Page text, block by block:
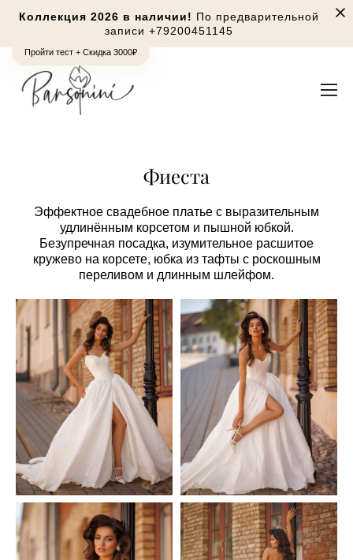
Пройти тест + Скидка 3000₽
Коллекция 2026 в наличии! По предварительной
записи +79200451145
Фиеста
Эффектное свадебное платье с выразительным
удлинённым корсетом и пышной юбкой.
Безупречная посадка, изумительное расшитое
кружево на корсете, юбка из тафты с роскошным
переливом и длинным шлейфом.